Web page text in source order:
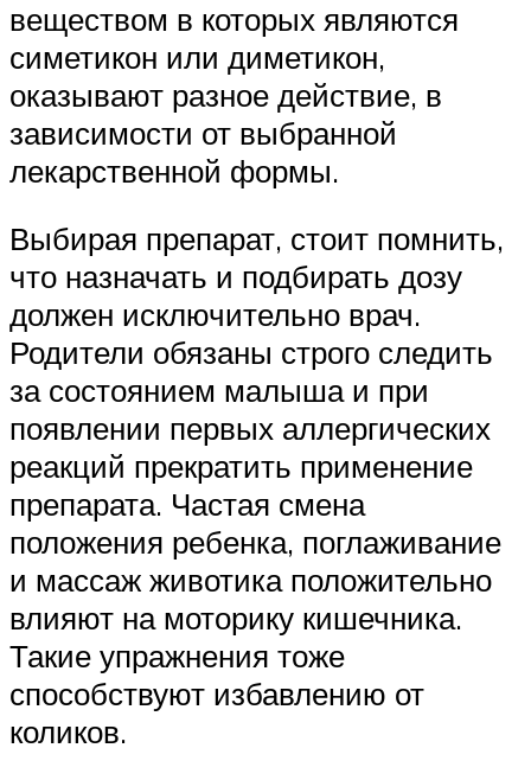
веществом в которых являются
симетикон или диметикон,
оказывают разное действие, в
зависимости от выбранной
лекарственной формы.
Выбирая препарат, стоит помнить,
что назначать и подбирать дозу
должен исключительно врач.
Родители обязаны строго следить
за состоянием малыша и при
появлении первых аллергических
реакций прекратить применение
препарата. Частая смена
положения ребенка, поглаживание
и массаж животика положительно
влияют на моторику кишечника.
Такие упражнения тоже
способствуют избавлению от
коликов.